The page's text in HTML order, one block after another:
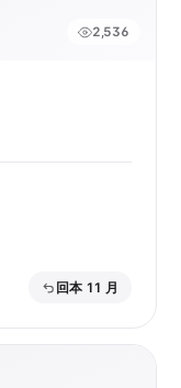
2,536
回本 11 月